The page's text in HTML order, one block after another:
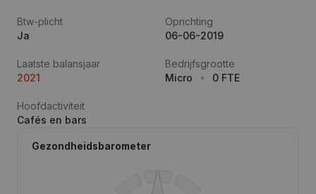
Btw-plicht
Ja
Oprichting
06-06-2019
Laatste balansjaar
2021
Bedrijfsgrootte
Micro
0 FTE
Hoofdactiviteit
Cafés en bars
Gezondheidsbarometer